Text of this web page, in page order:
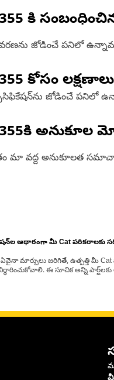
కి
జోడించే పనిలో
కోసం లక్షణాలు
జోడించే పనిలో
కి అనుకూల
మా వద్ద అనుకూలత
ఆధారంగా మీ Cat పరికరాలకు
జరిగితే, ఉత్పత్తి మీ Cat
ఈ సూచిక అన్ని